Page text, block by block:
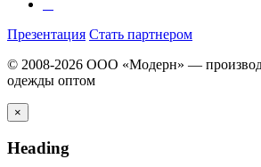
Презентация Стать партнером
© 2008-2026 ООО «Модерн» —
одежды оптом
×
Heading